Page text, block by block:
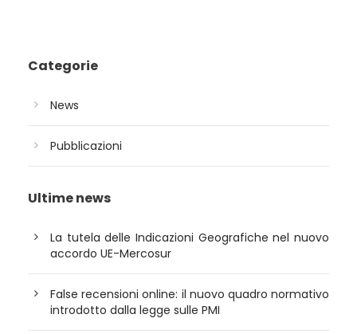
Categorie
News
Pubblicazioni
Ultime news
La tutela delle Indicazioni Geografiche nel nuovo
accordo UE-Mercosur
False recensioni online: il nuovo quadro normativo
introdotto dalla legge sulle PMI